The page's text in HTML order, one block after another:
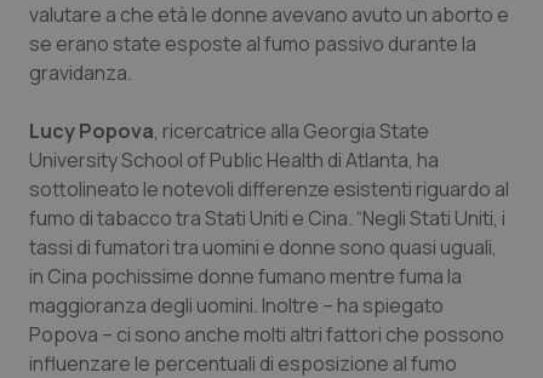
Provincia Autonoma di Trento
Puglia
Sardegna
Sicilia
Toscana
Umbria
Ipertensione & Scompenso
Malattie rare
Malattia di Crohn & Rettocolite Ulcerosa
Neuroscienze & patologie neurodegenerative
Obesità
Oftalmologia
valutare a che età le donne avevano avuto un aborto e
se erano state esposte al fumo passivo durante la
gravidanza.
Lucy Popova, ricercatrice alla Georgia State
University School of Public Health di Atlanta, ha
sottolineato le notevoli differenze esistenti riguardo al
fumo di tabacco tra Stati Uniti e Cina. “Negli Stati Uniti, i
tassi di fumatori tra uomini e donne sono quasi uguali,
in Cina pochissime donne fumano mentre fuma la
maggioranza degli uomini. Inoltre – ha spiegato
Popova – ci sono anche molti altri fattori che possono
influenzare le percentuali di esposizione al fumo